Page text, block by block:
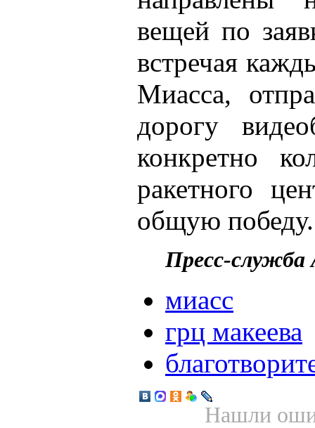
вещей по
встречая
Миасса,
дорогу
конкретно
ракетного
общую победу.
Пресс-
миасс
грц макеева
Нашли